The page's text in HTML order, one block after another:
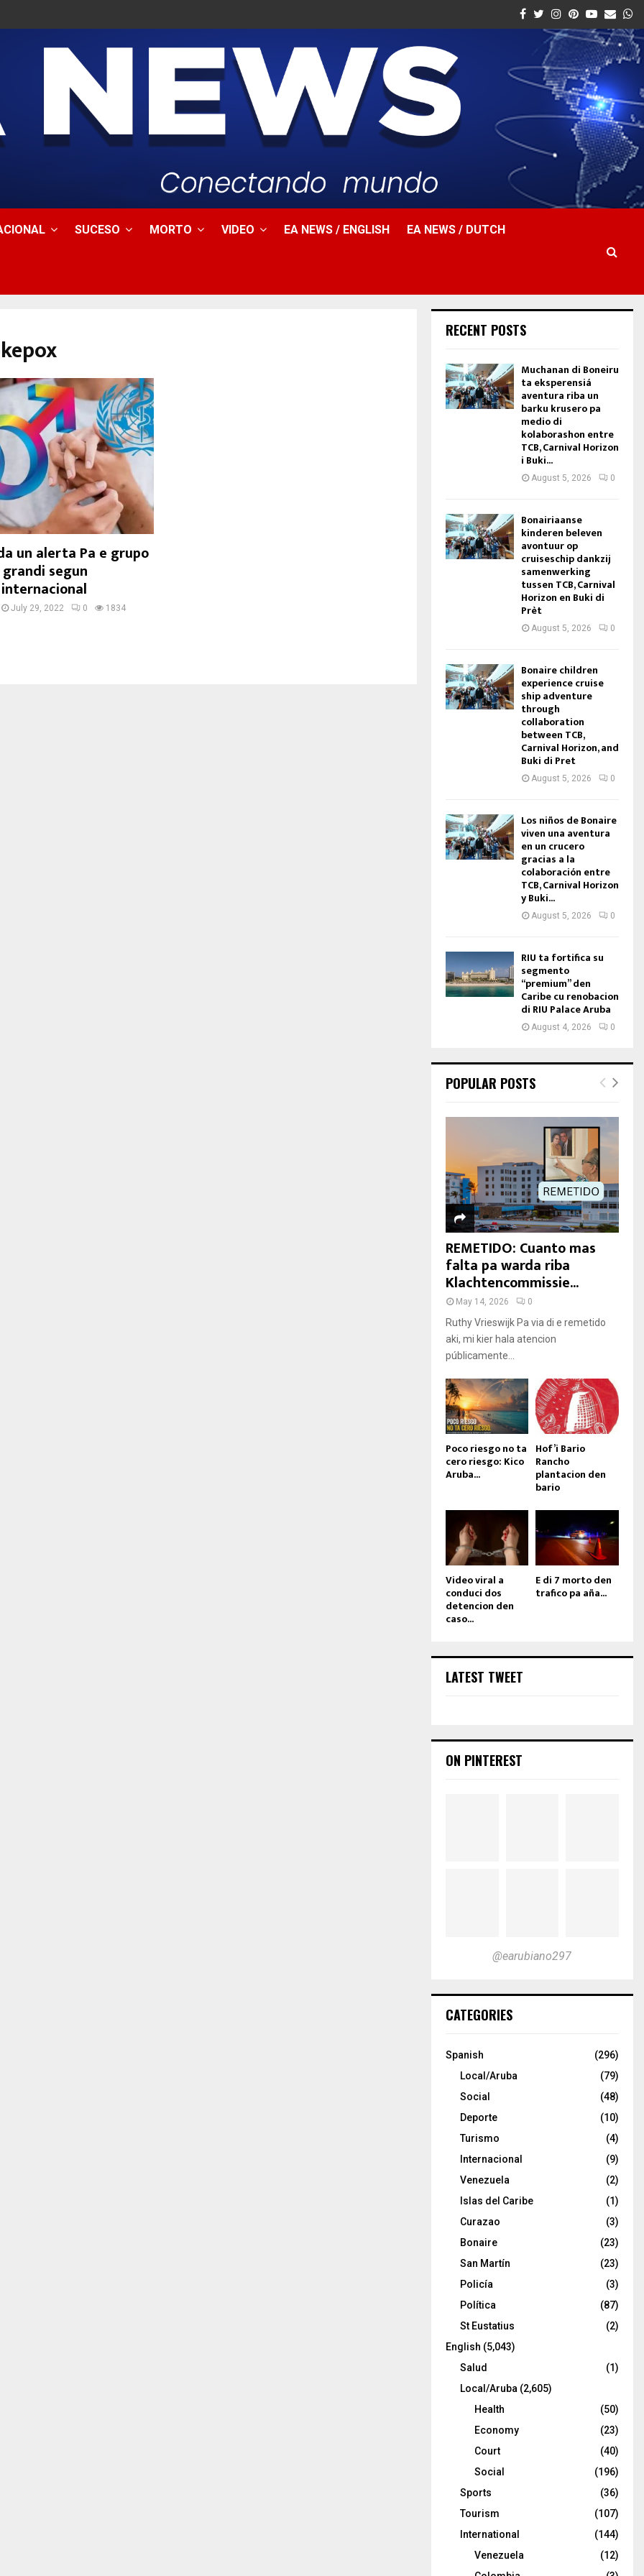
Facebook
Twitter
Instagram
Pinterest
Youtube
Email
SUCESO MORTO VIDEO EA NEWS / ENGLISH EA NEWS / DUTCH
un alerta Pa e grupo
segun
July 29, 2022 0 1834
RECENT POSTS
Muchanan di Boneiru
ta eksperensiá
aventura riba un
barku krusero pa
medio di
kolaborashon entre
TCB, Carnival Horizon
i Buki...
August 5, 2026 0
Bonairiaanse
kinderen beleven
avontuur op
cruiseschip dankzij
samenwerking
tussen TCB, Carnival
Horizon en Buki di
Prèt
August 5, 2026 0
Bonaire children
experience cruise
ship adventure
through
collaboration
between TCB,
Carnival Horizon, and
Buki di Pret
August 5, 2026 0
Los niños de Bonaire
viven una aventura
en un crucero
gracias a la
colaboración entre
TCB, Carnival Horizon
y Buki...
August 5, 2026 0
RIU ta fortifica su
segmento
“premium” den
Caribe cu renobacion
di RIU Palace Aruba
August 4, 2026 0
POPULAR POSTS
REMETIDO: Cuanto mas
falta pa warda riba
Klachtencommissie...
May 14, 2026 0
Ruthy Vrieswijk Pa via di e remetido
aki, mi kier hala atencion
públicamente...
Poco riesgo no ta
cero riesgo: Kico
Aruba...
Hof’i Bario
Rancho
plantacion den
bario
Video viral a
conduci dos
detencion den
caso...
E di 7 morto den
trafico pa aña...
LATEST TWEET
ON PINTEREST
@earubiano297
CATEGORIES
Spanish
(296)
Local/Aruba
(79)
Social
(48)
Deporte
(10)
Turismo
(4)
Internacional
(9)
Venezuela
(2)
Islas del Caribe
(1)
Curazao
(3)
Bonaire
(23)
San Martín
(23)
Policía
(3)
Política
(87)
St Eustatius
(2)
English (5,043)
Salud
(1)
Local/Aruba (2,605)
Health
(50)
Economy
(23)
Court
(40)
Social
(196)
Sports
(36)
Tourism
(107)
International
(144)
Venezuela
(12)